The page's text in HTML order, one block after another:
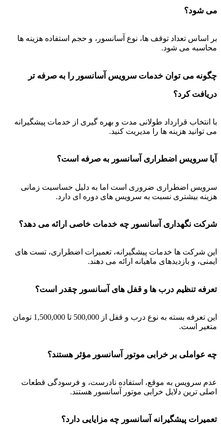
می شود؟
بر اساس تعداد توقف ها، نوع آسانسور، و حجم استفاده هزینه ها
محاسبه می شود.
چگونه می توان خدمات سرویس آسانسور را به صرفه تر
دریافت کرد؟
با انتخاب قرارداد طولانی مدت و بهره گیری از خدمات پیشگیرانه
می توانید هزینه ها را مدیریت کنید.
آیا سرویس اضطراری آسانسور به صرفه است؟
سرویس اضطراری ضروری است اما به دلیل حساسیت زمانی
هزینه بیشتری نسبت به سرویس های دوره ای دارد.
شرکت نگهداری آسانسور چه خدمات خاصی ارائه می دهد؟
این شرکت ها خدمات پیشگیرانه، تعمیرات اضطراری، تست های
ایمنی، و بازدیدهای ماهیانه ارائه می دهند.
تعرفه تنظیم درب ها و قفل های آسانسور چقدر است؟
این تعرفه بسته به نوع درب و قفل از 500,000 تا 1,500,000 تومان
متغیر است.
چه عواملی بر خرابی موتور آسانسور مؤثر هستند؟
عدم سرویس به موقع، استفاده نادرست، و فرسودگی قطعات
اصلی ترین دلایل خرابی موتور آسانسور هستند.
تعمیرات پیشگیرانه آسانسور چه مزایایی دارد؟